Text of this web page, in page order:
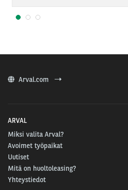
Arval.com
ARVAL
Miksi valita Arval?
Avoimet työpaikat
Uutiset
Mitä on huoltoleasing?
Yhteystiedot